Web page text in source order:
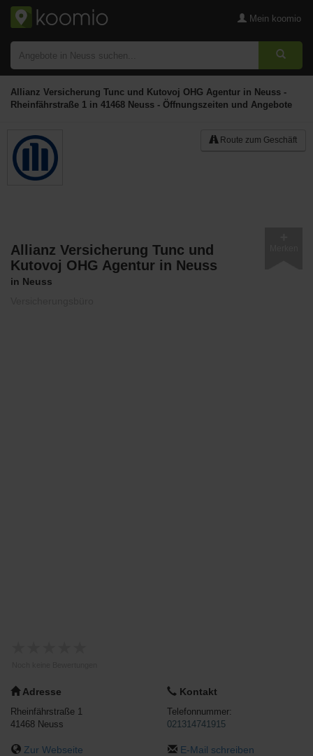
Mein koomio
Allianz Versicherung Tunc und Kutovoj OHG Agentur in Neuss -
Rheinfährstraße 1 in 41468 Neuss - Öffnungszeiten und Angebote
Route zum Geschäft
Allianz Versicherung Tunc und
Kutovoj OHG Agentur in Neuss
in Neuss
Adresse
Rheinfährstraße 1
41468 Neuss
Zur Webseite
Kontakt
Telefonnummer:
021314741915
E-Mail schreiben